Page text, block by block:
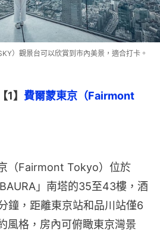
）觀景台可以欣賞到市內美景，適合打卡。
】 費爾蒙東京（Fairmont
（Fairmont Tokyo）位於
」南塔的35至43樓，酒
鐘，距離東京站和品川站僅6
風格，房內可俯瞰東京灣景